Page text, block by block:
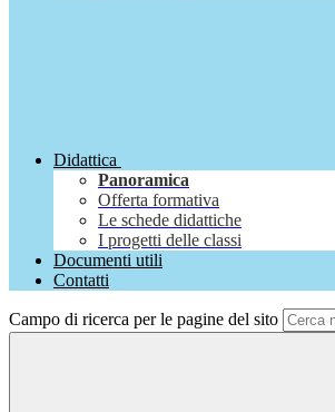
Didattica
Panoramica
Offerta formativa
Le schede didattiche
I progetti delle classi
Documenti utili
Contatti
Campo di ricerca per le pagine del sito